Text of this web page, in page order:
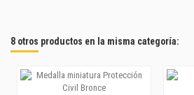
8 otros productos en la misma categoría: